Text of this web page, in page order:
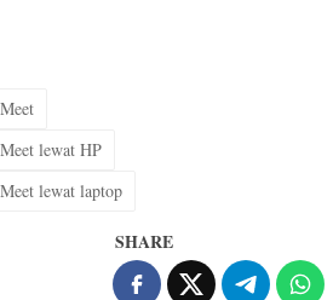
lewat HP
lewat laptop
SHARE